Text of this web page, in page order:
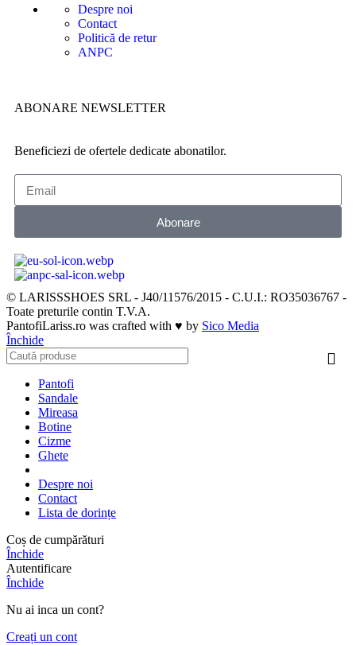
Despre noi
Contact
Politică de retur
ANPC
ABONARE NEWSLETTER
Beneficiezi de ofertele dedicate abonatilor.
Abonare
© LARISSSHOES SRL - J40/11576/2015 - C.U.I.: RO35036767 -
Toate preturile contin T.V.A.
PantofiLariss.ro was crafted with ♥ by Sico Media
Închide
Pantofi
Sandale
Mireasa
Botine
Cizme
Ghete
Despre noi
Contact
Lista de dorințe
Coș de cumpărături
Închide
Autentificare
Închide
Nu ai inca un cont?
Creați un cont